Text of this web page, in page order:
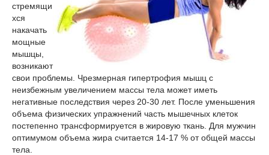
стремящи
хся
накачать
мощные
мышцы,
возникают
свои проблемы. Чрезмерная гипертрофия мышц с
неизбежным увеличением массы тела может иметь
негативные последствия через 20-30 лет. После уменьшения
объема физических упражнений часть мышечных клеток
постепенно трансформируется в жировую ткань. Для мужчин
оптимумом объема жира считается 14-17 % от общей массы
тела.